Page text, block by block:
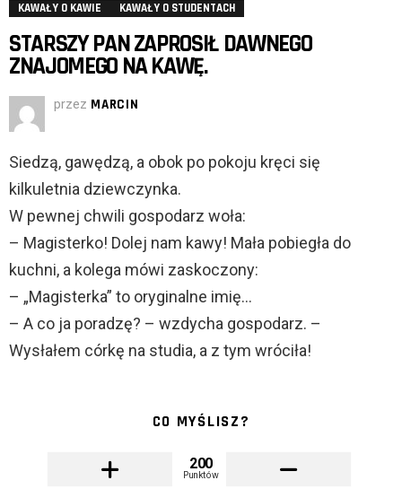
KAWAŁY O KAWIE
KAWAŁY O STUDENTACH
STARSZY PAN ZAPROSIŁ DAWNEGO
ZNAJOMEGO NA KAWĘ.
przez MARCIN
Siedzą, gawędzą, a obok po pokoju kręci się
kilkuletnia dziewczynka.
W pewnej chwili gospodarz woła:
– Magisterko! Dolej nam kawy! Mała pobiegła do
kuchni, a kolega mówi zaskoczony:
– „Magisterka” to oryginalne imię…
– A co ja poradzę? – wzdycha gospodarz. –
Wysłałem córkę na studia, a z tym wróciła!
CO MYŚLISZ?
200
Punktów